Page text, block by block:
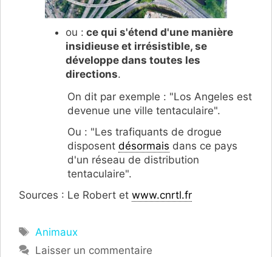
ou : ce qui s'étend d'une manière
insidieuse et irrésistible, se
développe dans toutes les
directions.
On dit par exemple : "Los Angeles est
devenue une ville tentaculaire".
Ou : "Les trafiquants de drogue
disposent désormais dans ce pays
d'un réseau de distribution
tentaculaire".
Sources : Le Robert et www.cnrtl.fr
Étiquettes
Animaux
Laisser un commentaire